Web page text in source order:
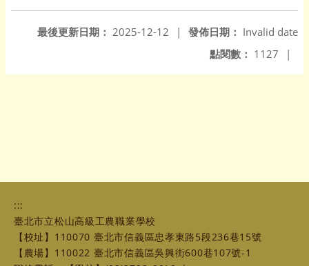
發佈日期： Invalid date
最後更新日期： 2025-12-12
|
點閱數： 1127 |
:::
臺北市立松山高級工農職業學校
【校址】110070 臺北市信義區忠孝東路5段236巷15號
【農場】110022 臺北市信義區吳興街600巷107號-1